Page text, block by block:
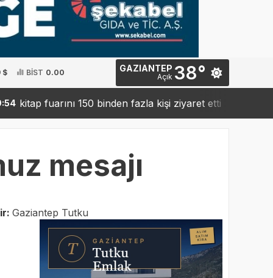
$ BİST 0.00 GAZIANTEP
Açık 38°
fuarını 150 binden fazla kişi ziyaret etti 19:42
mesajı
Gaziantep Tutku